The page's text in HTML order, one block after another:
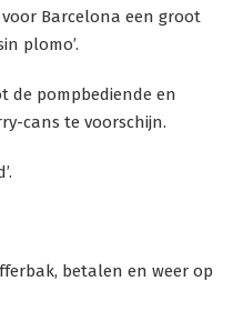
Barcelona een groot
plomo’.
de pompbediende en
cans te voorschijn.
betalen en weer op